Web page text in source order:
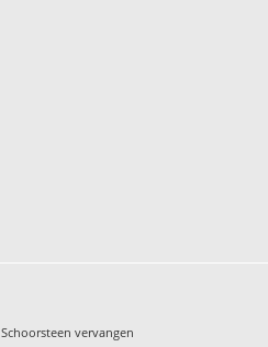
Schoorsteen vervangen